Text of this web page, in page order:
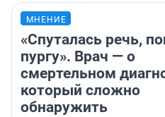
МНЕНИЕ
«Спуталась речь,
пургу». Врач — о
смертельном
который сложно
обнаружить